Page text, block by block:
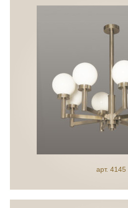
арт. 4145